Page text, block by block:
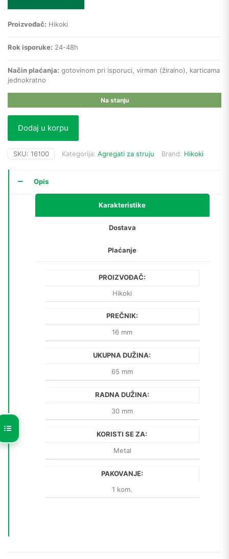
Proizvođač: Hikoki
Rok isporuke: 24-48h
Način plaćanja: gotovinom pri isporuci, virman (žiralno), karticama
jednokratno
Na stanju
Dodaj u korpu
SKU: 16100 Kategorija: Agregati za struju Brand: Hikoki
Opis
Karakteristike
Dostava
Plaćanje
PROIZVOĐAČ:
Hikoki
PREČNIK:
16 mm
UKUPNA DUŽINA:
65 mm
RADNA DUŽINA:
30 mm
KORISTI SE ZA:
Metal
PAKOVANJE:
1 kom.